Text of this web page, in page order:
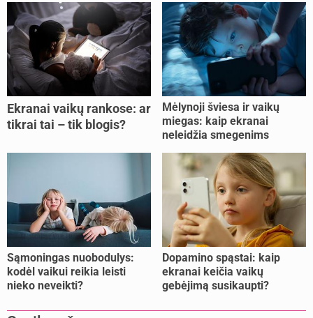
Ekranai vaikų rankose: ar
tikrai tai – tik blogis?
Mėlynoji šviesa ir vaikų
miegas: kaip ekranai
neleidžia smegenims
Sąmoningas nuobodulys:
kodėl vaikui reikia leisti
nieko neveikti?
Dopamino spąstai: kaip
ekranai keičia vaikų
gebėjimą susikaupti?